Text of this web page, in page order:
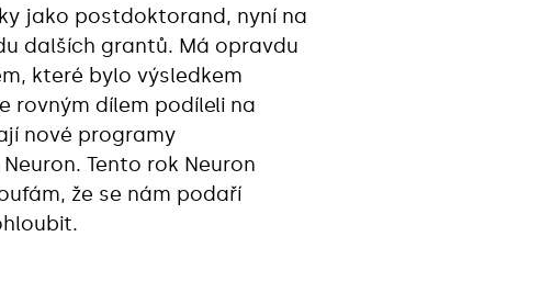
jako postdoktorand, nyní na
dalších grantů. Má opravdu
které bylo výsledkem
rovným dílem podíleli na
nové programy
Tento rok Neuron
že se nám podaří